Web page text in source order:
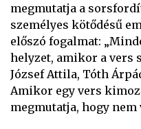
megmutatja a
személyes kötődésű
előszó fogalmat:
helyzet, amikor a vers
József Attila, Tóth
Amikor egy vers
megmutatja, hogy nem